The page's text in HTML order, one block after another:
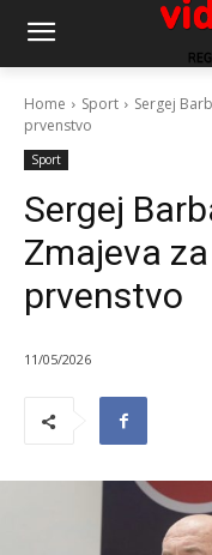
Home Sport
Sergej
prvenstvo
Sport
Sergej
Zmajeva
prvenstvo
11/05/2026